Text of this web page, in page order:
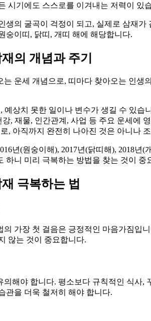
시기에도 스스로를 이겨내는 저력이 있
생의 굴곡이 걱정이 되고, 실제로 삼재
숭이띠, 닭띠, 개띠 해에 해당합니다.
의 개념과 주기
운세 개념으로, 띠마다 찾아오는 인생
예상치 못한 일이나 변수가 생길 수 있습
, 재물, 인간관계, 사업 등 주요 운세에
, 아직까지 완전히 나아진 것은 아니나
년(원숭이해), 2017년(닭띠해), 2018
하니 미리 극복하는 방법을 찾는 것이 중
극복하는 법
의 가장 첫 걸음은 긍정적인 마음가짐입
않는 것이 중요합니다.
의해야 합니다. 평소보다 규칙적인 식
관을 더욱 철저히 해야 합니다.